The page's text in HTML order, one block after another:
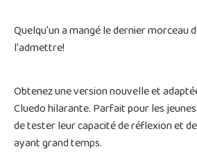
Quelqu'un a mangé le dernier morceau
l'admettre!
Obtenez une version nouvelle et
Cluedo hilarante. Parfait pour les
de tester leur capacité de réflexion et
ayant grand temps.